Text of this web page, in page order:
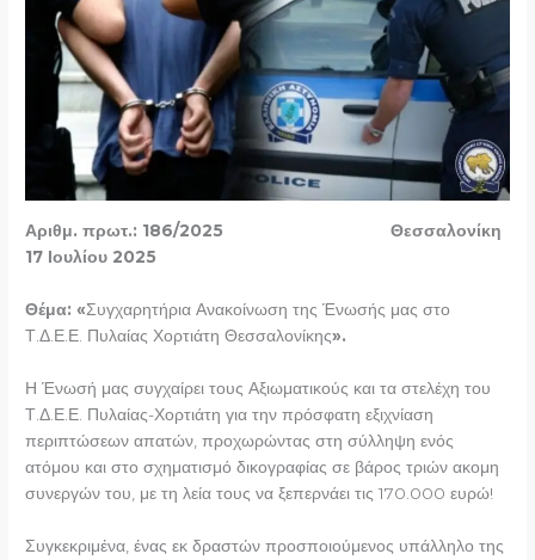
Αριθμ. πρωτ.: 186/2025 Θεσσαλονίκη
17 Ιουλίου 2025
Θέμα: «Συγχαρητήρια Ανακοίνωση της Ένωσής μας στο
Τ.Δ.Ε.Ε. Πυλαίας Χορτιάτη Θεσσαλονίκης».
Η Ένωσή μας συγχαίρει τους Αξιωματικούς και τα στελέχη του
Τ.Δ.Ε.Ε. Πυλαίας-Χορτιάτη για την πρόσφατη εξιχνίαση
περιπτώσεων απατών, προχωρώντας στη σύλληψη ενός
ατόμου και στο σχηματισμό δικογραφίας σε βάρος τριών ακομη
συνεργών του, με τη λεία τους να ξεπερνάει τις 170.000 ευρώ!
Συγκεκριμένα, ένας εκ δραστών προσποιούμενος υπάλληλο της